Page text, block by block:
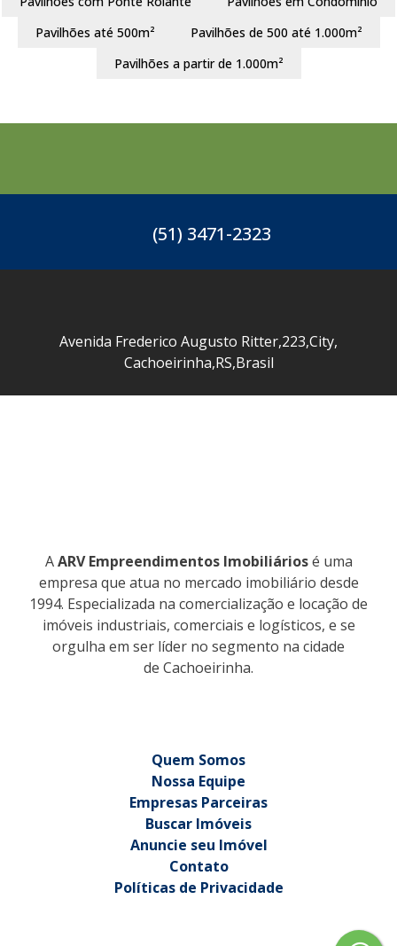
Pavilhões até 500m²
Pavilhões de 500 até 1.000m²
Pavilhões a partir de 1.000m²
(51) 3471-2323
Avenida Frederico Augusto Ritter,223,City,
Cachoeirinha,RS,Brasil
AARV Empreendimentos Imobiliáriosé uma
empresa que atua no mercado imobiliário desde
1994. Especializada na comercialização e locação de
imóveis industriais, comerciais e logísticos, e se
orgulha em ser líder no segmento na cidade
de Cachoeirinha.
Quem Somos
Nossa Equipe
Empresas Parceiras
Buscar Imóveis
Anuncie seu Imóvel
Contato
Políticas de Privacidade